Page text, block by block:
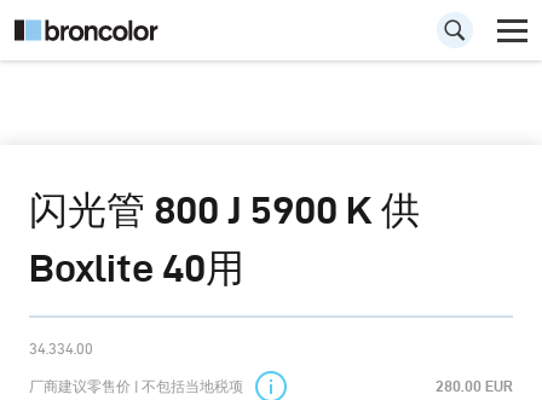
闪光管 800 J 5900 K 供
Boxlite 40用
34.334.00
厂商建议零售价 | 不包括当地税项 280.00 EUR